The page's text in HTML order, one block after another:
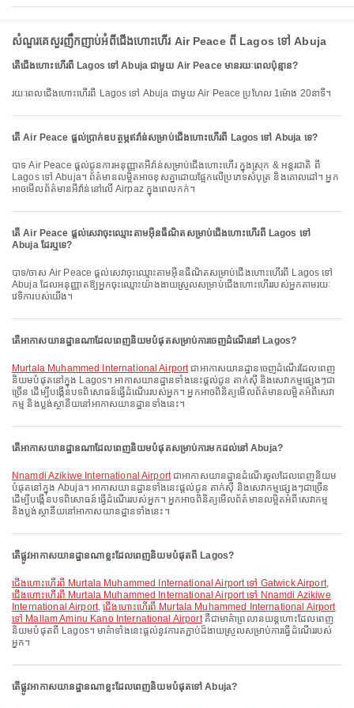
សំណួរគេសួរញឹកញាប់អំពីជើងហោះហើរ Air Peace ពី Lagos ទៅ Abuja
តើជើងហោះហើរពី Lagos ទៅ Abuja ជាមួយ Air Peace មានរយៈពេលប៉ុន្មាន?
រយៈពេលជើងហោះហើរពី Lagos ទៅ Abuja ជាមួយ Air Peace ប្រហែល 1ម៉ោង 20នាទី។
តើ Air Peace ផ្តល់ប្រាក់ឧបត្ថម្ភឥវ៉ាន់សម្រាប់ជើងហោះហើរពី Lagos ទៅ Abuja ទេ?
បាទ Air Peace ផ្តល់ជូនការអនុញ្ញាតអីវ៉ាន់សម្រាប់ជើងហោះហើរ ក្នុងស្រុក & អន្តរជាតិ ពី
Lagos ទៅ Abuja។ ព័ត៌មានលម្អិតអាចខុសគ្នាដោយផ្អែកលើប្រភេទសំបុត្រ និងគោលដៅ។ អ្នក
អាចមើលព័ត៌មានអីវ៉ាន់នៅលើ Airpaz ក្នុងពេលកក់។
តើ Air Peace ផ្តល់សេវាចុះឈ្មោះតាមអ៊ីនធឺណិតសម្រាប់ជើងហោះហើរពី Lagos ទៅ
Abuja ដែរឬទេ?
បាទ/ចាស Air Peace ផ្តល់សេវាចុះឈ្មោះតាមអ៊ីនធឺណិតសម្រាប់ជើងហោះហើរពី Lagos ទៅ
Abuja ដែលអនុញ្ញាតឱ្យអ្នកចុះឈ្មោះយ៉ាងងាយស្រួលសម្រាប់ជើងហោះហើររបស់អ្នកតាមរយៈ
វេទិការបស់យើង។
តើអាកាសយានដ្ឋានណាដែលពេញនិយមបំផុតសម្រាប់ការចេញដំណើរនៅ Lagos?
Murtala Muhammed International Airportជាអាកាសយានដ្ឋានចេញដំណើរដែលពេញ
និយមបំផុតនៅក្នុង Lagos។ អាកាសយានដ្ឋានទាំងនេះផ្តល់ជូន តាក់ស៊ី និងសេវាកម្មផ្សេងៗជា
ច្រើន ដើម្បីបង្កើនបទពិសោធន៍ធ្វើដំណើររបស់អ្នក។ អ្នកអាចពិនិត្យមើលព័ត៌មានលម្អិតអំពីសេវា
កម្ម និងប្លង់ស្ថានីយនៅអាកាសយានដ្ឋានទាំងនេះ។
តើអាកាសយានដ្ឋានណាដែលពេញនិយមបំផុតសម្រាប់ការមកដល់នៅ Abuja?
Nnamdi Azikiwe International Airportជាអាកាសយានដ្ឋានដំណើរចូលដែលពេញនិយម
បំផុតនៅក្នុង Abuja។ អាកាសយានដ្ឋានទាំងនេះផ្តល់ជូន តាក់ស៊ី និងសេវាកម្មផ្សេងៗជាច្រើន
ដើម្បីបង្កើនបទពិសោធន៍ធ្វើដំណើររបស់អ្នក។ អ្នកអាចពិនិត្យមើលព័ត៌មានលម្អិតអំពីសេវាកម្ម
និងប្លង់ស្ថានីយនៅអាកាសយានដ្ឋានទាំងនេះ។
តើផ្លូវអាកាសយានដ្ឋានណាខ្លះដែលពេញនិយមបំផុតពី Lagos?
ជើងហោះហើរពី Murtala Muhammed International Airport ទៅ Gatwick Airport,
ជើងហោះហើរពី Murtala Muhammed International Airport ទៅ Nnamdi Azikiwe
International Airport,ជើងហោះហើរពី Murtala Muhammed International Airport
ទៅ Mallam Aminu Kano International Airportគឺជាមាគ៌ាព្រលានយន្តហោះដែលពេញ
និយមបំផុតពី Lagos។ មាគ៌ាទាំងនេះផ្តល់នូវការតភ្ជាប់ដ៏ងាយស្រួលសម្រាប់ការធ្វើដំណើររបស់
អ្នក។
តើផ្លូវអាកាសយានដ្ឋានណាខ្លះដែលពេញនិយមបំផុតទៅ Abuja?